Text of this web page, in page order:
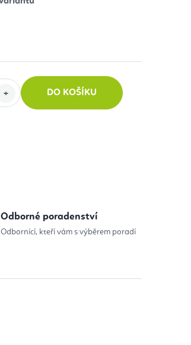
DO KOŠÍKU
Odborné poradenství
Odborníci, kteří vám s výběrem poradí